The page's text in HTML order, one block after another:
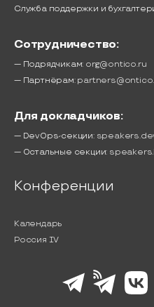
Служба поддержки и
Сотрудничество:
— Подрядчикам: org@ontico.ru
— Партнёрам:
Для докладчиков:
— DevOps-секции:
— Остальные секции:
Конференции
Календарь
Россия IV